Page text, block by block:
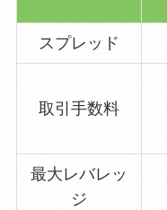
スプレッド
取引手数料
最大レバレッ
ジ